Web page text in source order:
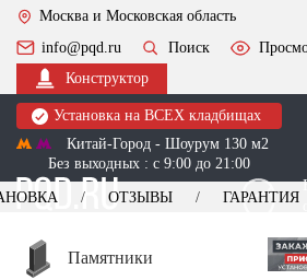
Москва и Московская область
info@pqd.ru
Поиск
Конструктор
Установка на ВСЕХ кладбищах
Китай-Город - Шоурум 130 м2
Без выходных : с 9:00 до 21:00
+7 (495) 518-44-23
ОТЗЫВЫ ГАРАНТИЯ
Памятники